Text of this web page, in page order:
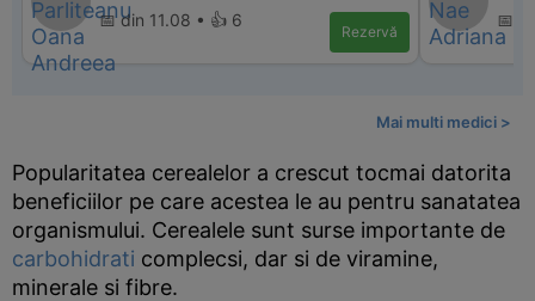
📅 din 11.08 • 👍 6
Rezervă
📅
Mai multi medici >
Popularitatea cerealelor a crescut tocmai datorita
beneficiilor pe care acestea le au pentru sanatatea
organismului. Cerealele sunt surse importante de
carbohidrati complecsi, dar si de viramine,
minerale si fibre.